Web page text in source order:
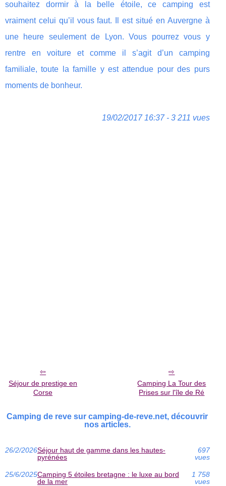
souhaitez dormir à la belle étoile, ce camping est
vraiment celui qu’il vous faut. Il est situé en Auvergne à
une heure seulement de Lyon. Vous pourrez vous y
rentre en voiture et comme il s’agit d’un camping
familiale, toute la famille y est attendue pour des purs
moments de bonheur.
19/02/2017 16:37 - 3 211 vues
Séjour de prestige en
Corse
Camping La Tour des
Prises sur l'île de Ré
Camping de reve sur camping-de-reve.net, découvrir
nos articles.
26/2/2026Séjour haut de gamme dans les hautes-
pyrénées
697
vues
25/6/2025Camping 5 étoiles bretagne : le luxe au bord
de la mer
1 758
vues